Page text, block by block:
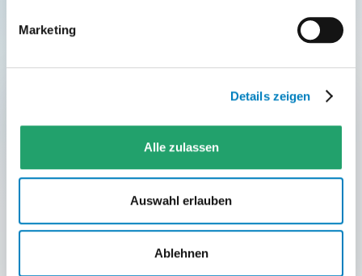
Marketing
Details zeigen
Alle zulassen
Auswahl erlauben
Ablehnen
Wunstorf
BEWERBUNG FÜR DIESE POSITION
Vertriebsmitarbeiter:in (m/w/d)